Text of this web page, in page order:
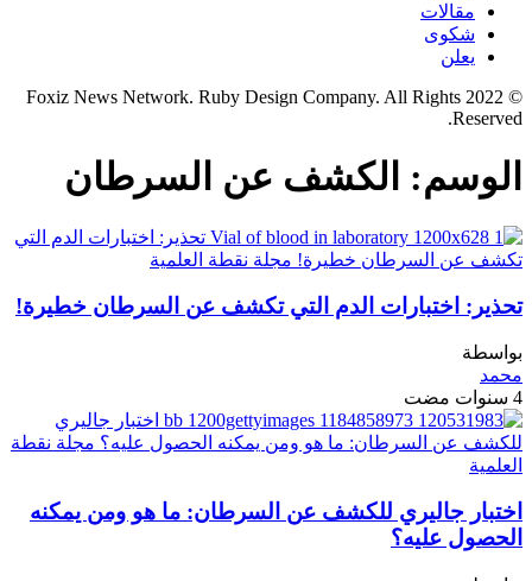
مقالات
شكوى
يعلن
© 2022 Foxiz News Network. Ruby Design Company. All Rights
Reserved.
الوسم: الكشف عن السرطان
تحذير: اختبارات الدم التي تكشف عن السرطان خطيرة!
بواسطة
محمد
4 سنوات مضت
اختبار جاليري للكشف عن السرطان: ما هو ومن يمكنه
الحصول عليه؟